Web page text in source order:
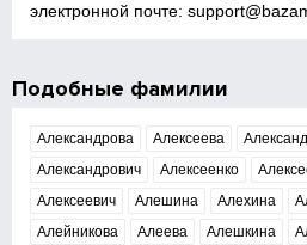
электронной почте:
Подобные фамилии
Александрова Алексеева
Александрович
Алексеенко
Алексеевич
Алешина Алехина
Алейникова
Алеева Алешкина